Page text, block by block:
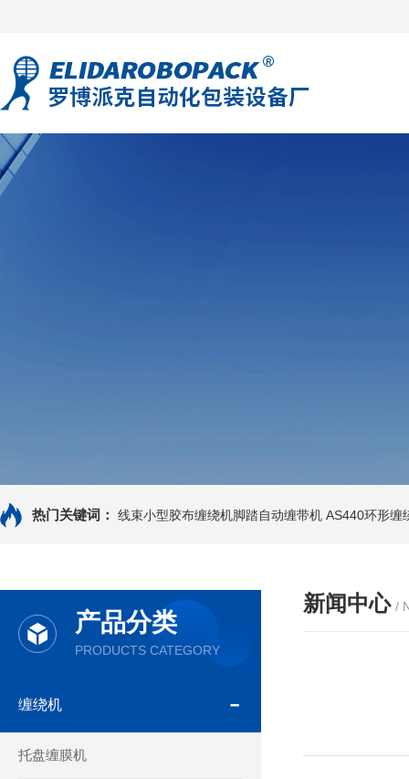
热门关键词： 线束小型胶布缠绕机脚踏自动缠带机 AS440环形缠
产品分类
PRODUCTS CATEGORY
缠绕机
托盘缠膜机
新闻中心 /